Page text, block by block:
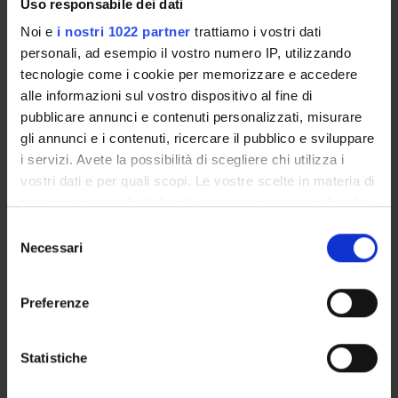
Uso responsabile dei dati
Noi e i nostri 1022 partner trattiamo i vostri dati
personali, ad esempio il vostro numero IP, utilizzando
tecnologie come i cookie per memorizzare e accedere
alle informazioni sul vostro dispositivo al fine di
pubblicare annunci e contenuti personalizzati, misurare
gli annunci e i contenuti, ricercare il pubblico e sviluppare
i servizi. Avete la possibilità di scegliere chi utilizza i
vostri dati e per quali scopi. Le vostre scelte in materia di
modificare o revocare il proprio consenso in qualsiasi
momento dalla Dichiarazione sui cookie o facendo clic
raccogliere informazioni sulla tua posizione
geografica, con un'approssimazione di qualche
delNecessari
Preferenze
Statistiche
Paolo Manganotti
Carlo Alberto Marzi
Emeritus Professor
Francesco Sala
Full Professor
Barbara Santini
Andrea Talacchi
Neurology Section Neurosurgery Section